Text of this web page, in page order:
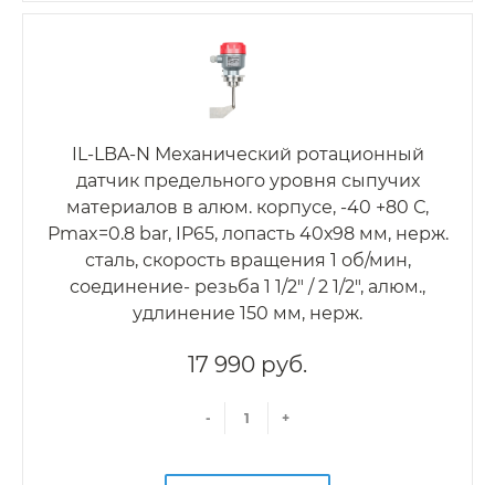
IL-LBA-N Механический ротационный
датчик предельного уровня сыпучих
материалов в алюм. корпусе, -40 +80 С,
Рmax=0.8 bar, IP65, лопасть 40х98 мм, нерж.
сталь, скорость вращения 1 об/мин,
соединение- резьба 1 1/2" / 2 1/2", алюм.,
удлинение 150 мм, нерж.
17 990 руб.
- +